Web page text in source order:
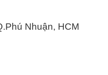
Nhuận, HCM